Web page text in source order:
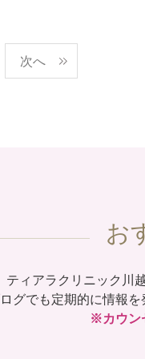
次へ
お
ティアラクリニック川
グでも定期的に情報
※カウン